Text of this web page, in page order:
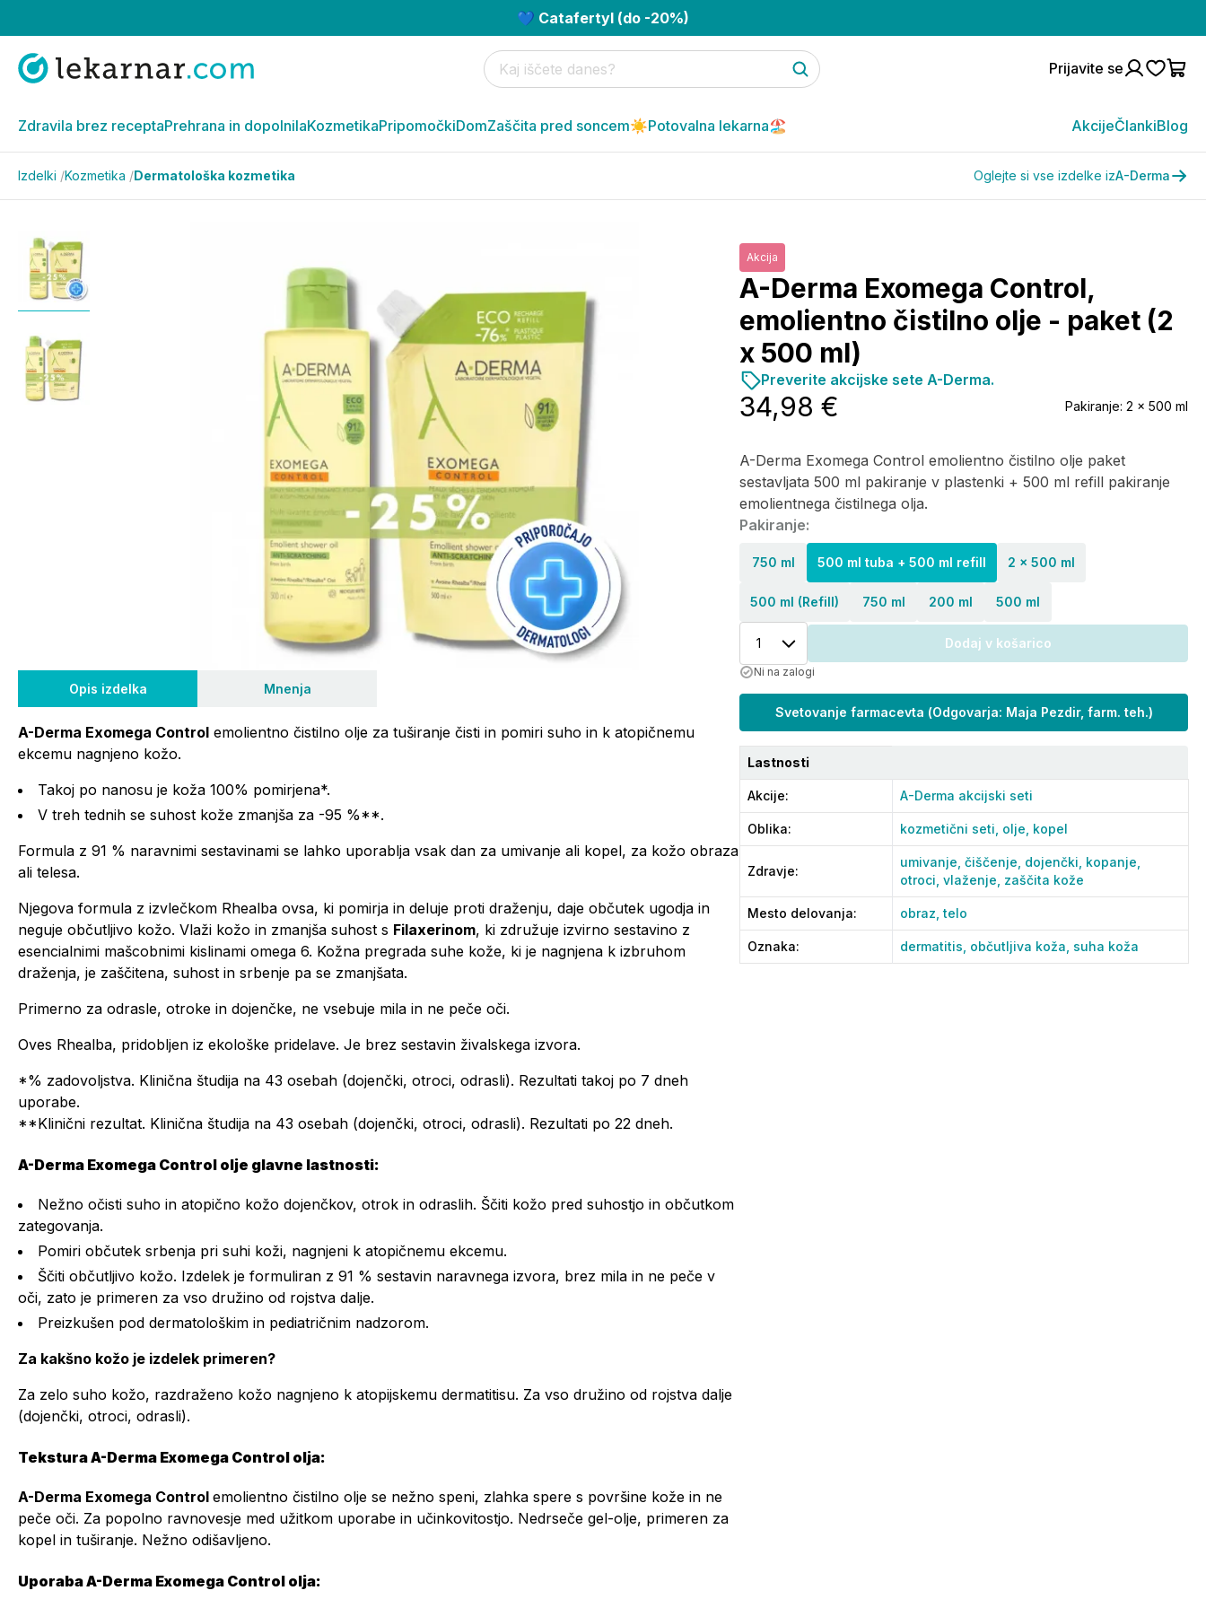
💙 Catafertyl (do -20%)
Prijavite se
Zdravila brez receptaPrehrana in dopolnilaKozmetikaPripomočkiDomZaščita pred soncem☀️Potovalna lekarna🏖️ AkcijeČlankiBlog
Izdelki /Kozmetika /Dermatološka kozmetika Oglejte si vse izdelke izA-Derma
Opis izdelka Mnenja
A-Derma Exomega Control emolientno čistilno olje za tuširanje čisti in pomiri suho in k atopičnemu
ekcemu nagnjeno kožo.
Takoj po nanosu je koža 100% pomirjena*.
V treh tednih se suhost kože zmanjša za -95 %**.
Formula z 91 % naravnimi sestavinami se lahko uporablja vsak dan za umivanje ali kopel, za kožo obraza
ali telesa.
Njegova formula z izvlečkom Rhealba ovsa, ki pomirja in deluje proti draženju, daje občutek ugodja in
neguje občutljivo kožo. Vlaži kožo in zmanjša suhost s Filaxerinom, ki združuje izvirno sestavino z
esencialnimi mašcobnimi kislinami omega 6. Kožna pregrada suhe kože, ki je nagnjena k izbruhom
draženja, je zaščitena, suhost in srbenje pa se zmanjšata.
Primerno za odrasle, otroke in dojenčke, ne vsebuje mila in ne peče oči.
Oves Rhealba, pridobljen iz ekološke pridelave. Je brez sestavin živalskega izvora.
*% zadovoljstva. Klinična študija na 43 osebah (dojenčki, otroci, odrasli). Rezultati takoj po 7 dneh
uporabe.
**Klinični rezultat. Klinična študija na 43 osebah (dojenčki, otroci, odrasli). Rezultati po 22 dneh.
A-Derma Exomega Control olje glavne lastnosti:
Nežno očisti suho in atopično kožo dojenčkov, otrok in odraslih. Ščiti kožo pred suhostjo in občutkom
zategovanja.
Pomiri občutek srbenja pri suhi koži, nagnjeni k atopičnemu ekcemu.
Ščiti občutljivo kožo. Izdelek je formuliran z 91 % sestavin naravnega izvora, brez mila in ne peče v
oči, zato je primeren za vso družino od rojstva dalje.
Preizkušen pod dermatološkim in pediatričnim nadzorom.
Za kakšno kožo je izdelek primeren?
Za zelo suho kožo, razdraženo kožo nagnjeno k atopijskemu dermatitisu. Za vso družino od rojstva dalje
(dojenčki, otroci, odrasli).
Tekstura A-Derma Exomega Control olja:
A-Derma Exomega Control emolientno čistilno olje se nežno speni, zlahka spere s površine kože in ne
peče oči. Za popolno ravnovesje med užitkom uporabe in učinkovitostjo. Nedrseče gel-olje, primeren za
kopel in tuširanje. Nežno odišavljeno.
Uporaba A-Derma Exomega Control olja:
Akcija
A-Derma Exomega Control,
emolientno čistilno olje - paket (2
x 500 ml)
A-Derma Exomega Control emolientno čistilno olje paket
sestavljata 500 ml pakiranje v plastenki + 500 ml refill pakiranje
emolientnega čistilnega olja.
Pakiranje:
750 ml 500 ml tuba + 500 ml refill 2 x 500 ml
500 ml (Refill) 750 ml 200 ml 500 ml
34,98 € Pakiranje: 2 x 500 ml
Preverite akcijske sete A-Derma.
1 Dodaj v košarico
Ni na zalogi
Svetovanje farmacevta (Odgovarja: Maja Pezdir, farm. teh.)
Lastnosti
Akcije: A-Derma akcijski seti
Oblika: kozmetični seti, olje, kopel
Zdravje:
umivanje, čiščenje, dojenčki, kopanje,
otroci, vlaženje, zaščita kože
Mesto delovanja: obraz,telo
Oznaka: dermatitis, občutljiva koža, suha koža